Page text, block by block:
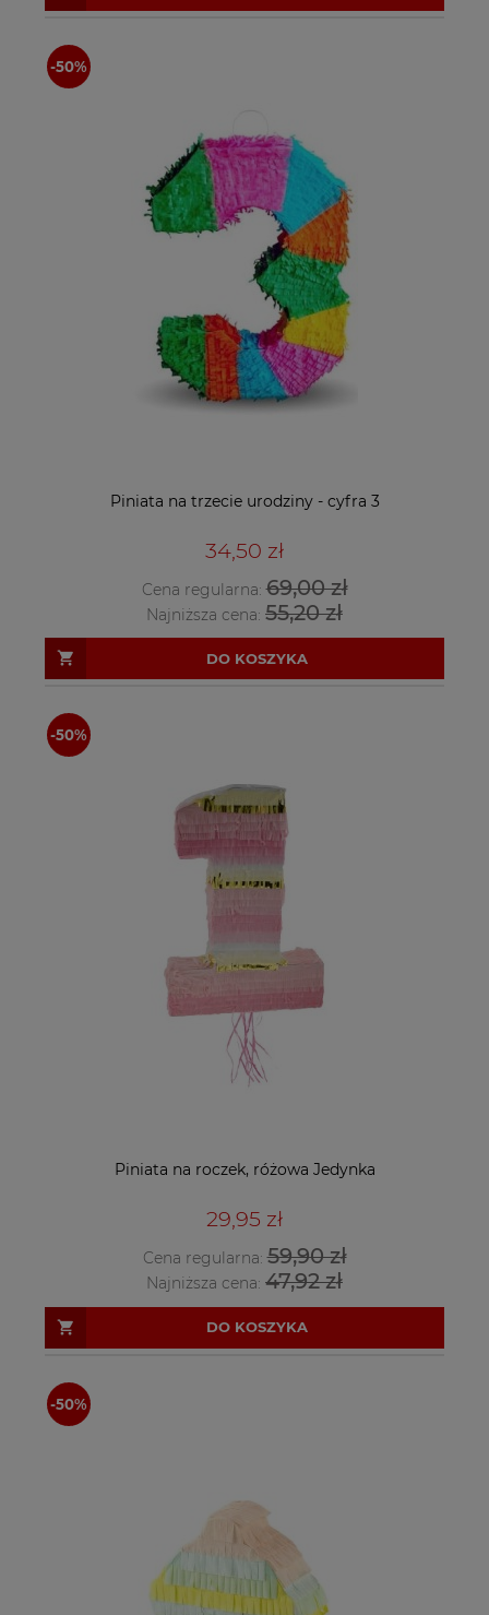
Piniata na trzecie urodziny - cyfra 3
34,50 zł
Cena regularna:69,00 zł
Najniższa cena: 55,20 zł
DO KOSZYKA
Piniata na roczek, różowa Jedynka
29,95 zł
Cena regularna:59,90 zł
Najniższa cena: 47,92 zł
DO KOSZYKA